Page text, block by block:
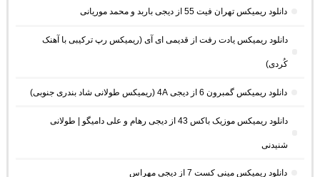
دانلود ریمیکس تهران فیت 55 از دیجی باربد و محمد موریانی
دانلود ریمیکس یادت رفت از قدیمی ای آی (ریمیکس رپ ترکیبی با آهنک
کُردی)
دانلود ریمیکس گمبرون 6 از دیجی 4A (ریمیکس طولانی شاد بندری جنوبی)
دانلود ریمیکس موزیک باکس 43 از دیجی رهام و علی دامیگو | طولانی
شنیدنی
دانلود ریمیکس مینی کست 7 از دیجی مهراس